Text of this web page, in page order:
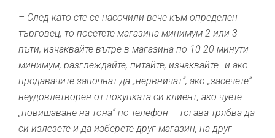
– След като сте се насочили вече към определен
търговец, то посетете магазина минимум 2 или 3
пъти, изчаквайте вътре в магазина по 10-20 минути
минимум, разглеждайте, питайте, изчаквайте…и ако
продавачите започнат да „нервничат“, ако „засечете“
неудовлетворен от покупката си клиент, ако чуете
„повишаване на тона“ по телефон – тогава трябва да
си излезете и да изберете друг магазин, на друг